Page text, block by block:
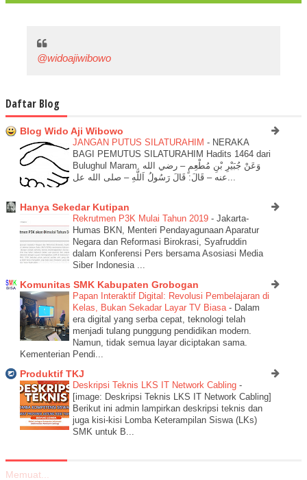
@widoajiwibowo
Daftar Blog
Blog Wido Aji Wibowo
JANGAN PUTUS SILATURAHIM - NERAKA
BAGI PEMUTUS SILATURAHIM Hadits 1464 dari
Bulughul Maram. وَعَنْ جُبَيْرِ بْنِ مُطْعِمٍ – رضي الله
Hanya Sekedar Kutipan
Rekrutmen P3K Mulai Tahun 2019 - Jakarta-
Humas BKN, Menteri Pendayagunaan Aparatur
Negara dan Reformasi Birokrasi, Syafruddin
dalam Konferensi Pers bersama Asosiasi Media
Siber Indonesia ...
Komunitas SMK Kabupaten Grobogan
Papan Interaktif Digital: Revolusi Pembelajaran di
Kelas, Bukan Sekadar Layar TV Biasa - Dalam
era digital yang serba cepat, teknologi telah
menjadi tulang punggung pendidikan modern.
Namun, tidak semua layar diciptakan sama.
Kementerian Pendi...
Produktif TKJ
Deskripsi Teknis LKS IT Network Cabling -
[image: Deskripsi Teknis LKS IT Network Cabling]
Berikut ini admin lampirkan deskripsi teknis dan
juga kisi-kisi Lomba Keterampilan Siswa (LKs)
SMK untuk B...
Memuat...